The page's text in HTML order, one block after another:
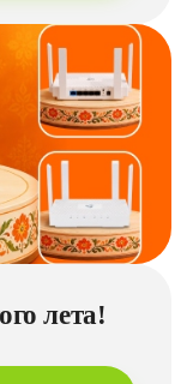
лета!